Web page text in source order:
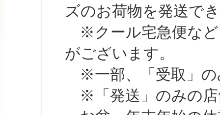
ズのお荷物を発送で
※クール宅急便など
がございます。
※一部、「受取」の
※「発送」のみの店